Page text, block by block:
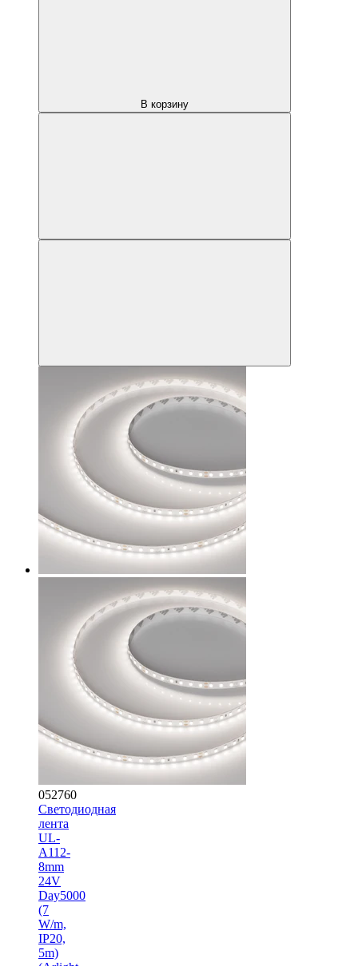
В корзину
052760
Светодиодная
лента
UL-
A112-
8mm
24V
Day5000
(7
W/m,
IP20,
5m)